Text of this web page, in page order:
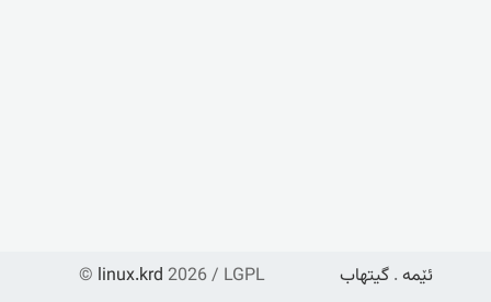
© linux.krd 2026 / LGPL ئێمە . گیتهاب